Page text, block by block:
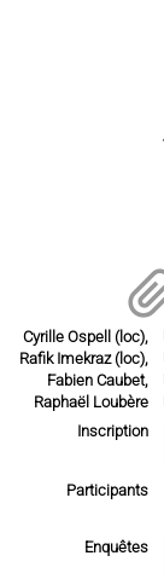
Cyrille Ospell (loc),
Rafik Imekraz (loc),
Fabien Caubet,
Raphaël Loubère
Inscription
Participants
Enquêtes